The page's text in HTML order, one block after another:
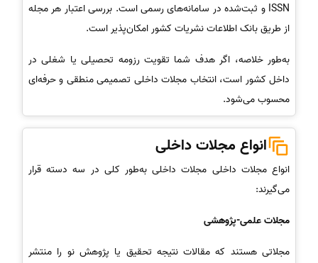
ISSN و ثبت‌شده در سامانه‌های رسمی است. بررسی اعتبار هر مجله
از طریق بانک اطلاعات نشریات کشور امکان‌پذیر است.
به‌طور خلاصه، اگر هدف شما تقویت رزومه تحصیلی یا شغلی در
داخل کشور است، انتخاب مجلات داخلی تصمیمی منطقی و حرفه‌ای
محسوب می‌شود.
انواع مجلات داخلی
انواع مجلات داخلی مجلات داخلی به‌طور کلی در سه دسته قرار
می‌گیرند:
مجلات علمی-پژوهشی
مجلاتی هستند که مقالات نتیجه تحقیق یا پژوهش نو را منتشر